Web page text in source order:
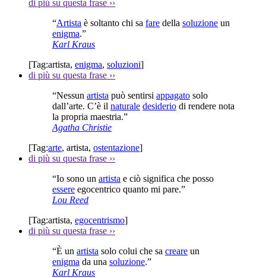
di più su questa frase ››
“Artista è soltanto chi sa fare della soluzione un
enigma.”
Karl Kraus
[Tag:artista, enigma, soluzioni]
di più su questa frase ››
“Nessun artista può sentirsi appagato solo
dall’arte. C’è il naturale desiderio di rendere nota
la propria maestria.”
Agatha Christie
[Tag:arte, artista, ostentazione]
di più su questa frase ››
“Io sono un artista e ciò significa che posso
essere egocentrico quanto mi pare.”
Lou Reed
[Tag:artista, egocentrismo]
di più su questa frase ››
“È un artista solo colui che sa creare un
enigma da una soluzione.”
Karl Kraus